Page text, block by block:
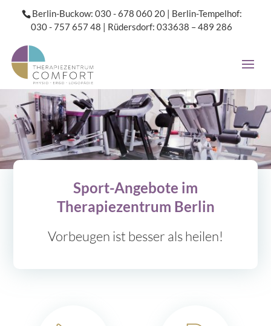
o
e
t
Berlin-Buckow: 030 - 678 060 20| Berlin-Tempelhof:
030 - 757 657 48 | Rüdersdorf: 033638 – 489 286
Sport-Angebote im
Therapiezentrum Berlin
Vorbeugen ist besser als heilen!